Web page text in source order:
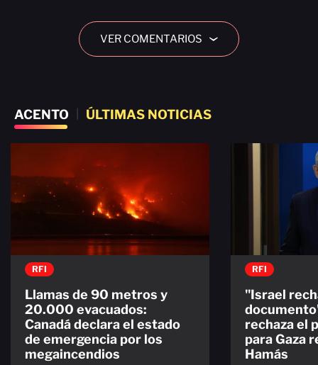
VER COMENTARIOS ›
ACENTO ÚLTIMAS NOTICIAS
RFI
Llamas de 90 metros y
20.000 evacuados:
Canadá declara el estado
de emergencia por los
megaincendios
RFI
"Israel
rechaza el
para Gaza
Hamás